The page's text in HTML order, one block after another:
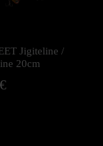
Jigiteline /
20cm
€